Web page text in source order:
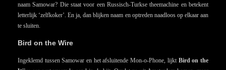
naam Samowar? Die staat voor een Russisch-Turkse theemachine en betekent
letterlijk ‘zelfkoker’. En ja, dan blijken naam en optreden naadloos op elkaar aan
te sluiten.
Bird on the Wire
Ingeklemd tussen Samowar en het afsluitende Mon-o-Phone, lijkt Bird on the